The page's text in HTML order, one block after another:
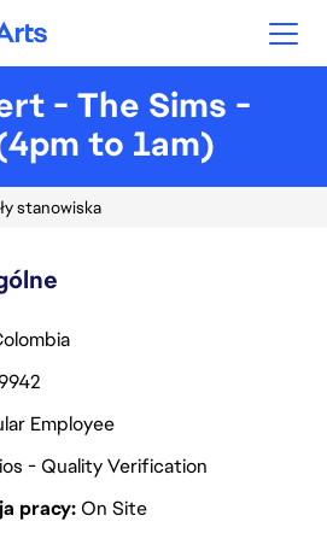
Arts
- The Sims -
to 1am)
stanowiska
Employee
- Quality Verification
pracyOn Site